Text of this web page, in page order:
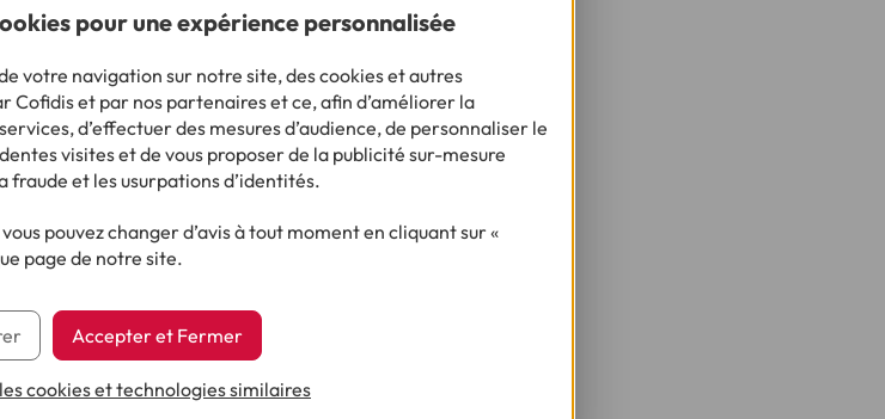
pour une expérience personnalisée
votre navigation sur notre site, des cookies et autres
et par nos partenaires et ce, afin d’améliorer la
d’effectuer des mesures d’audience, de personnaliser le
visites et de vous proposer de la publicité sur-mesure
et les usurpations d’identités.
pouvez changer d’avis à tout moment en cliquant sur «
page de notre site.
Accepter et Fermer
cookies et technologies similaires